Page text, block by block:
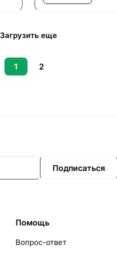
Загрузить еще
1 2
Подписаться
Помощь
Вопрос-ответ